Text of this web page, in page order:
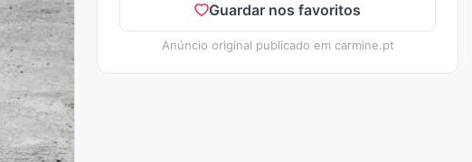
Guardar nos favoritos
Anúncio original publicado em carmine.pt